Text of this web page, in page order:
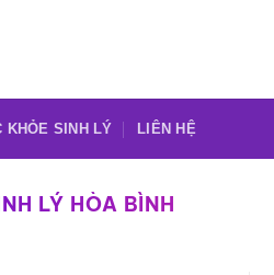
KHỎE SINH LÝ LIÊN HỆ
LÝ HÒA BÌNH